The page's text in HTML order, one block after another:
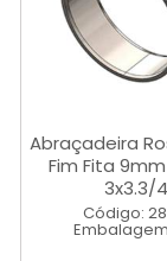
Abraçadeira
Fim Fita
3x3.3/4
Código: